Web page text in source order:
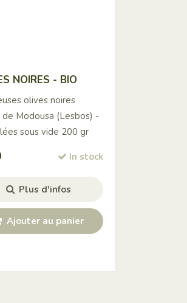
NOIRES - BIO
olives noires
de Modousa (Lesbos) -
sous vide 200 gr
In stock
Plus d'infos
Ajouter au panier